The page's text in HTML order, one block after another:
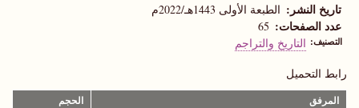
تاريخ النشر الطبعة الأولى 1443هـ/2022م
عدد الصفحات 65
التصنيف التاريخ والتراجم
رابط التحميل
المرفق
الحجم